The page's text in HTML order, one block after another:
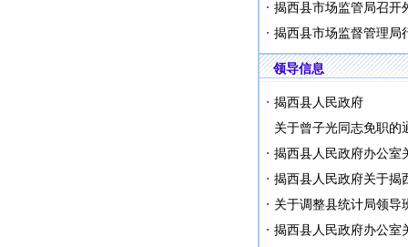
揭西县市场监管局召开
揭西县市场监督管理局
领导信息
揭西县人民政府
关于曾子光同志免职的
揭西县人民政府办公室
揭西县人民政府关于揭
关于调整县统计局领导
揭西县人民政府办公室